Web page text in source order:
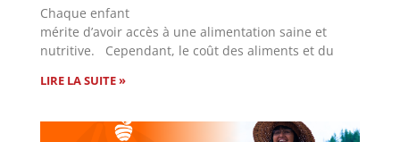
Chaque enfant
mérite d’avoir accès à une alimentation saine et
nutritive. Cependant, le coût des aliments et du
LIRE LA SUITE »